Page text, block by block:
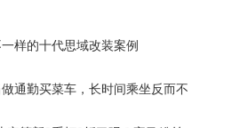
样的十代思域改装案例
通勤买菜车，长时间乘坐反而不